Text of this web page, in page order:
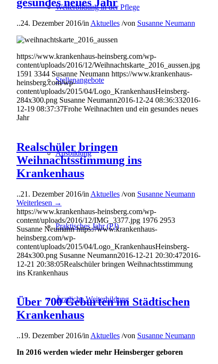
Weiterbildung in der Pflege
Stellenangebote
Ausbildung
Praktisches Jahr (PJ)
Ärztliche Weiterbildung
..24. Dezember 2016/in Aktuelles /von Susanne Neumann
https://www.krankenhaus-heinsberg.com/wp-
content/uploads/2016/12/Weihnachtskarte_2016_aussen.jpg
1591 3344 Susanne Neumann https://www.krankenhaus-
heinsberg.com/wp-
content/uploads/2015/04/Logo_KrankenhausHeinsberg-
284x300.png Susanne Neumann2016-12-24 08:36:332016-
12-19 08:37:37Frohe Weihnachten und ein gesundes neues
Jahr
Realschüler bringen
Weihnachtsstimmung ins
Krankenhaus
..21. Dezember 2016/in Aktuelles /von Susanne Neumann
Weiterlesen →
https://www.krankenhaus-heinsberg.com/wp-
content/uploads/2016/12/IMG_3377.jpg 1976 2953
Susanne Neumann https://www.krankenhaus-
heinsberg.com/wp-
content/uploads/2015/04/Logo_KrankenhausHeinsberg-
284x300.png Susanne Neumann2016-12-21 20:30:472016-
12-21 20:38:05Realschüler bringen Weihnachtsstimmung
ins Krankenhaus
Über 700 Geburten im Städtischen
Krankenhaus
..19. Dezember 2016/in Aktuelles /von Susanne Neumann
In 2016 werden wieder mehr Heinsberger geboren